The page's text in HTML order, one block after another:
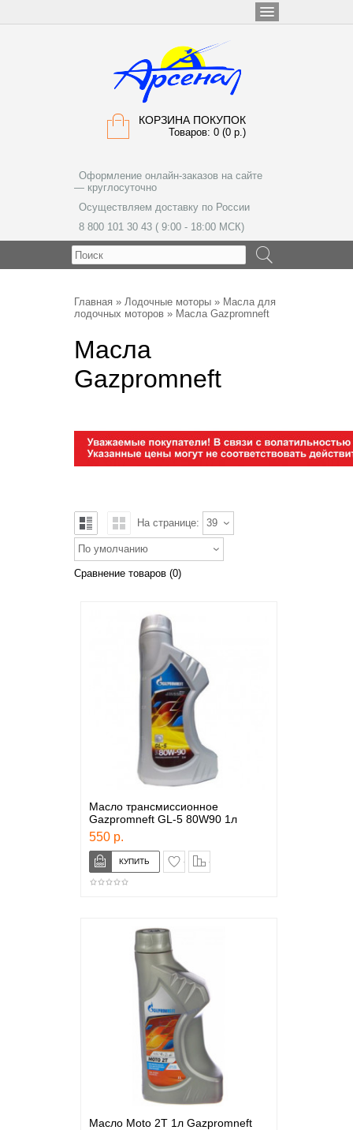
КОРЗИНА ПОКУПОК
Товаров: 0 (0 р.)
Оформление онлайн-заказов на сайте
— круглосуточно
Осуществляем доставку по России
8 800 101 30 43 ( 9:00 - 18:00 МСК)
Главная » Лодочные моторы » Масла для
лодочных моторов » Масла Gazpromneft
Масла
Gazpromneft
На странице: 39
По умолчанию
Сравнение товаров (0)
Масло трансмиссионное
Gazpromneft GL-5 80W90 1л
550 р.
в закладки
Масло Moto 2T 1л Gazpromneft